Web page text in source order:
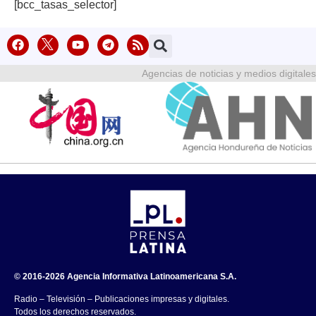
[bcc_tasas_selector]
Agencias de noticias y medios digitales
© 2016-2026 Agencia Informativa Latinoamericana S.A.
Radio – Televisión – Publicaciones impresas y digitales.
Todos los derechos reservados.